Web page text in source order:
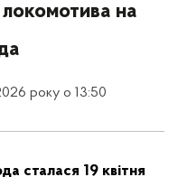
на
року о 13:50
сталася 19 квітня